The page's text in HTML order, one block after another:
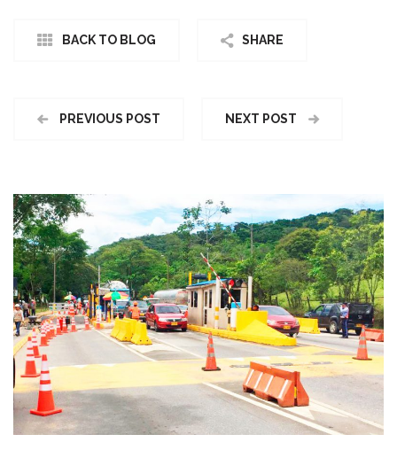
BACK TO BLOG SHARE
PREVIOUS POST NEXT POST